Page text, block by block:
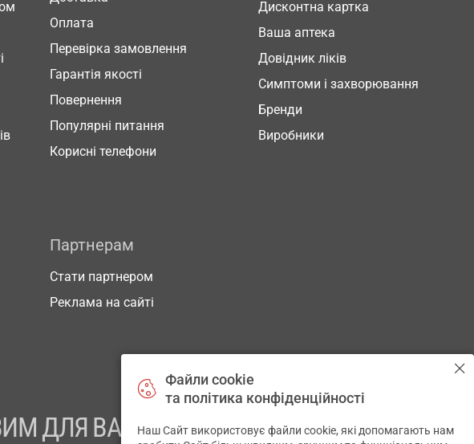
Оплата
Перевірка замовлення
Гарантія якості
Повернення
Популярні питання
Корисні телефони
Дисконтна картка
Ваша аптека
Довідник ліків
Симптоми і захворювання
Бренди
Виробники
Партнерам
Стати партнером
Реклама на сайті
ДЛЯ ВАШОГО ЗДОРОВ’Я
Файли cookie
та політика конфіденційності
Наш Сайт використовує файли cookie, які допомагають нам